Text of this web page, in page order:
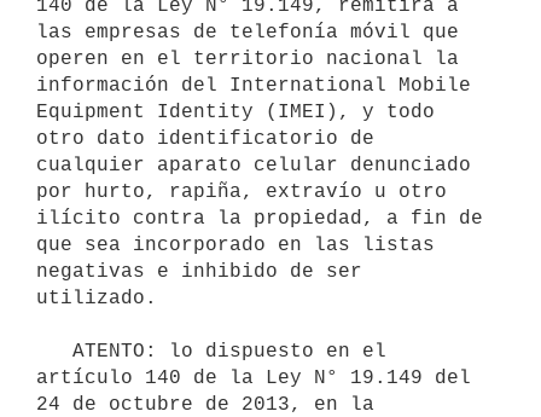
140 de la Ley N° 19.149, remitirá a
las empresas de telefonía móvil que
operen en el territorio nacional la
información del International Mobile
Equipment Identity (IMEI), y todo
otro dato identificatorio de
cualquier aparato celular denunciado
por hurto, rapiña, extravío u otro
ilícito contra la propiedad, a fin de
que sea incorporado en las listas
negativas e inhibido de ser
utilizado.
artículo 140 de la Ley N° 19.149 del
24 de octubre de 2013, en la